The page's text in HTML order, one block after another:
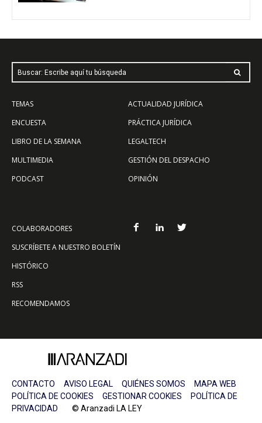
Buscar: Escribe aquí tu búsqueda
TEMAS
ENCUESTA
LIBRO DE LA SEMANA
MULTIMEDIA
PODCAST
ACTUALIDAD JURÍDICA
PRÁCTICA JURÍDICA
LEGALTECH
GESTIÓN DEL DESPACHO
OPINIÓN
COLABORADORES
SUSCRÍBETE A NUESTRO BOLETÍN
HISTÓRICO
RSS
RECOMENDAMOS
CONTACTO AVISO LEGAL QUIÉNES SOMOS
MAPA WEB
POLÍTICA DE COOKIES
GESTIONAR COOKIES
POLÍTICA DE
PRIVACIDAD © Aranzadi LA LEY